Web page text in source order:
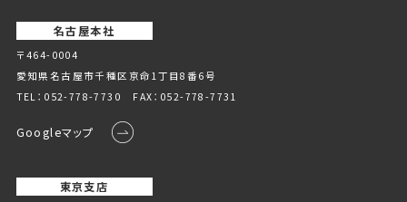
名古屋本社
〒464-0004
愛知県名古屋市千種区京命1丁⽬8番6号
TEL： 052-778-7730 FAX：052-778-7731
Googleマップ
東京支店